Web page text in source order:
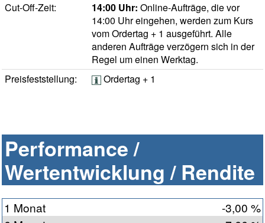
Cut-Off-Zeit:
14:00 Uhr: Online-Aufträge, die vor
14:00 Uhr eingehen, werden zum Kurs
vom Ordertag + 1 ausgeführt. Alle
anderen Aufträge verzögern sich in der
Regel um einen Werktag.
Preisfeststellung:
Ordertag + 1
Performance /
Wertentwicklung / Rendite
1 Monat
-3,00 %